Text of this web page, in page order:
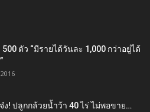
500 ตัว “มีรายได้วันละ 1,000 กว่าอยู่ได้
ง! ปลูกกล้วยน้ำว้า 40 ไร่ ไม่พอขาย…